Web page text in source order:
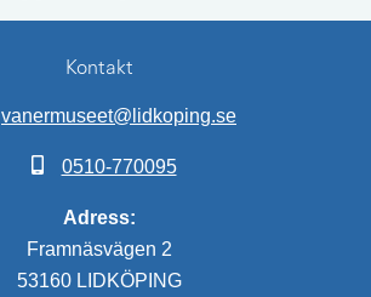
Kontakt
vanermuseet@lidkoping.se
0510-770095
Adress:
Framnäsvägen 2
53160 LIDKÖPING